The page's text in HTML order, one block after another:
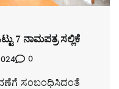
7 ನಾಮಪತ್ರ ಸಲ್ಲಿಕೆ
0
ಸಂಬಂಧಿಸಿದಂತೆ